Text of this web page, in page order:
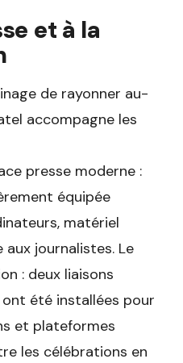
et à la
de rayonner au-
accompagne les
presse moderne :
équipée
matériel
aux journalistes. Le
: deux liaisons
été installées pour
et plateformes
les célébrations en